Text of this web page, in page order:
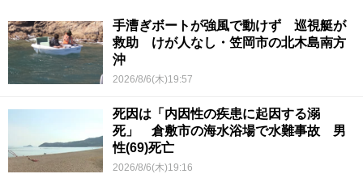
手漕ぎボートが強風で動けず 巡視艇が
救助 けが人なし・笠岡市の北木島南方
沖
2026/8/6(木)19:57
死因は「内因性の疾患に起因する溺
死」 倉敷市の海水浴場で水難事故 男
性(69)死亡
2026/8/6(木)19:16